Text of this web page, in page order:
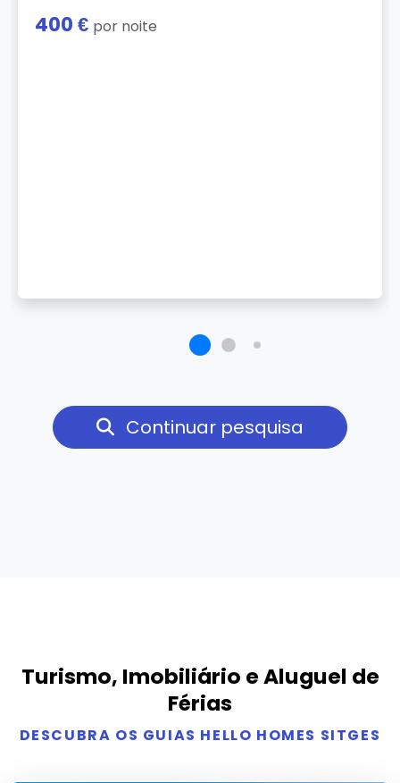
400 € por noite
Continuar pesquisa
Turismo, Imobiliário e Aluguel de
Férias
DESCUBRA OS GUIAS HELLO HOMES SITGES